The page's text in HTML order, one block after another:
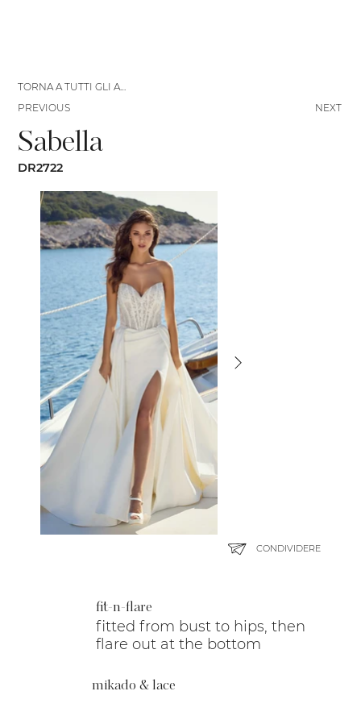
fit-n-flare
fitted from bust to hips, then
flare out at the bottom
mikado & lace
Sabella
DR2722
CONDIVIDERE
NEXT
TORNA A TUTTI GLI ABITI
PREVIOUS